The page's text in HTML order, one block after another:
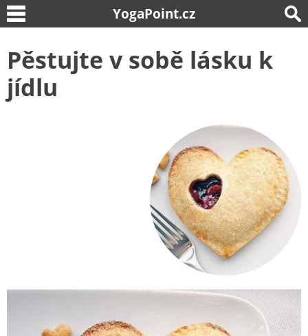
YogaPoint.cz
Pěstujte v sobě lásku k
jídlu